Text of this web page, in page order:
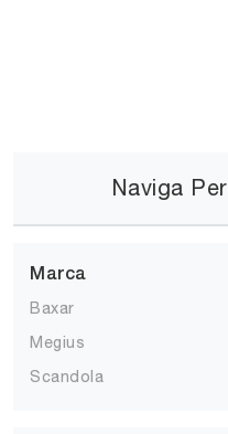
Naviga Per
Marca
Baxar
Megius
Scandola